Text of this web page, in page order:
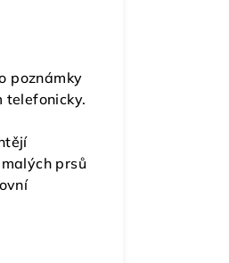
poznámky
telefonicky.
prsů